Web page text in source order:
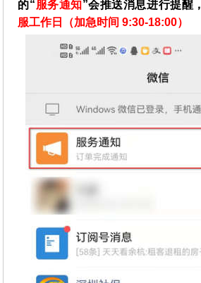
的“服务通知”会推送消息进行提醒，
服工作日（加急时间 9:30-18:00）